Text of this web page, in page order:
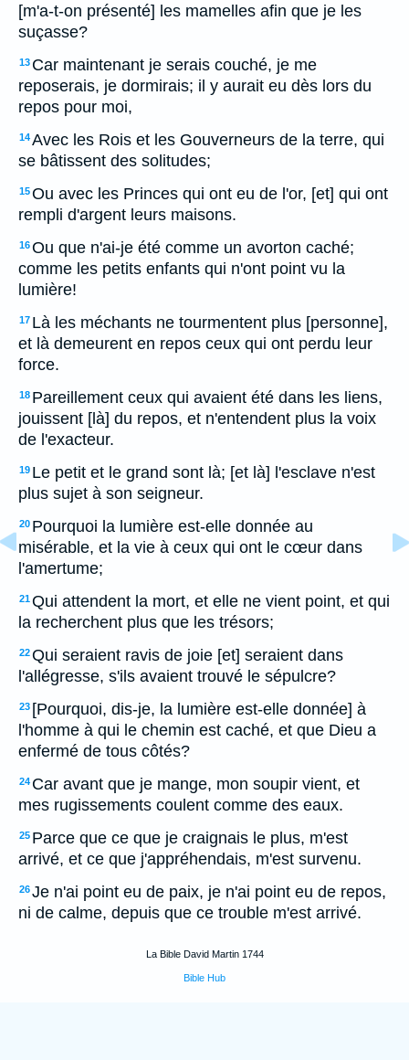
[m'a-t-on présenté] les mamelles afin que je les
suçasse?
13 Car maintenant je serais couché, je me
reposerais, je dormirais; il y aurait eu dès lors du
repos pour moi,
14Avec les Rois et les Gouverneurs de la terre, qui
se bâtissent des solitudes;
15Ou avec les Princes qui ont eu de l'or, [et] qui ont
rempli d'argent leurs maisons.
16Ou que n'ai-je été comme un avorton caché;
comme les petits enfants qui n'ont point vu la
lumière!
17 Là les méchants ne tourmentent plus [personne],
et là demeurent en repos ceux qui ont perdu leur
force.
18 Pareillement ceux qui avaient été dans les liens,
jouissent [là] du repos, et n'entendent plus la voix
de l'exacteur.
19 Le petit et le grand sont là; [et là] l'esclave n'est
plus sujet à son seigneur.
20 Pourquoi la lumière est-elle donnée au
misérable, et la vie à ceux qui ont le cœur dans
l'amertume;
21Qui attendent la mort, et elle ne vient point, et qui
la recherchent plus que les trésors;
22Qui seraient ravis de joie [et] seraient dans
l'allégresse, s'ils avaient trouvé le sépulcre?
23 [Pourquoi, dis-je, la lumière est-elle donnée] à
l'homme à qui le chemin est caché, et que Dieu a
enfermé de tous côtés?
24 Car avant que je mange, mon soupir vient, et
mes rugissements coulent comme des eaux.
25 Parce que ce que je craignais le plus, m'est
arrivé, et ce que j'appréhendais, m'est survenu.
26Je n'ai point eu de paix, je n'ai point eu de repos,
ni de calme, depuis que ce trouble m'est arrivé.
La Bible David Martin 1744
Bible Hub